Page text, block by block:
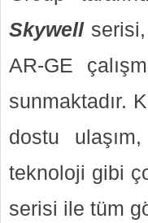
Skywellserisi,
AR-GE
sunmaktadır.
dostu
teknoloji gibi
serisi ile tüm